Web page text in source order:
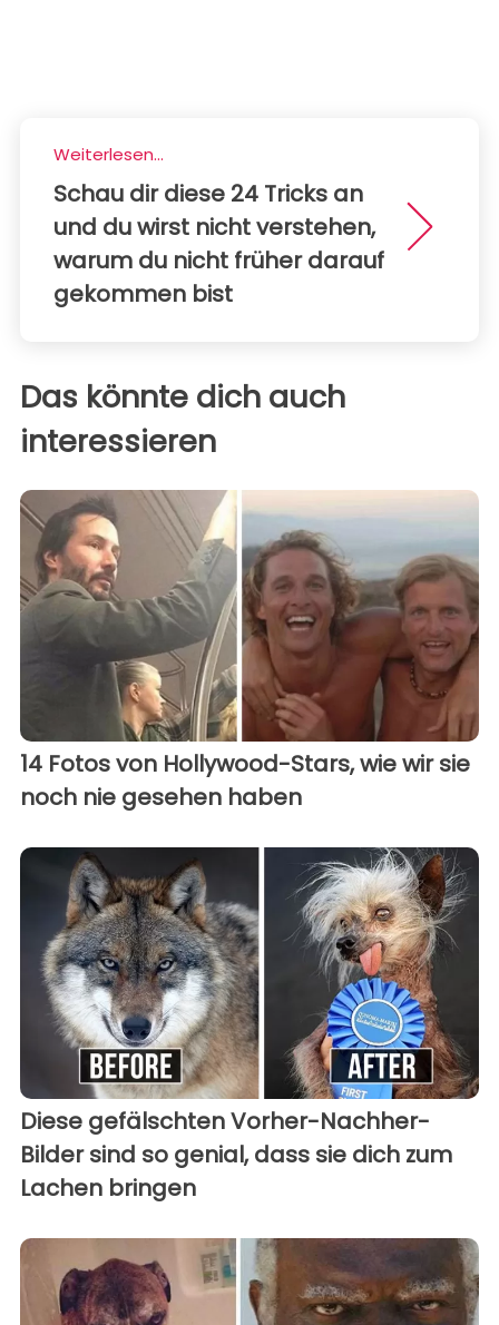
Weiterlesen...
Schau dir diese 24 Tricks an
und du wirst nicht verstehen,
warum du nicht früher darauf
gekommen bist
Das könnte dich auch
interessieren
14 Fotos von Hollywood-Stars, wie wir sie
noch nie gesehen haben
Diese gefälschten Vorher-Nachher-
Bilder sind so genial, dass sie dich zum
Lachen bringen